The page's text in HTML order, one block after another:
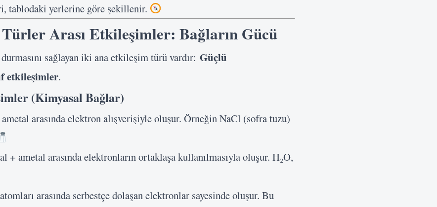
tablodaki yerlerine göre şekillenir.
Arası Etkileşimler: Bağların Gücü
sağlayan iki ana etkileşim türü vardır: Güçlü
etkileşimler.
(Kimyasal Bağlar)
arasında elektron alışverişiyle oluşur. Örneğin NaCl (sofra tuzu)
+ ametal arasında elektronların ortaklaşa kullanılmasıyla oluşur. H₂O,
arasında serbestçe dolaşan elektronlar sayesinde oluşur. Bu